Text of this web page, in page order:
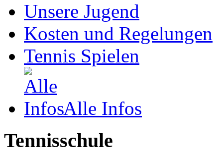
Unsere Jugend
Kosten und Regelungen
Tennis Spielen
Alle Infos
Tennisschule